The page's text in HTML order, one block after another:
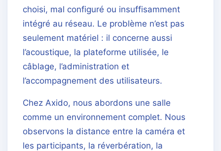
choisi, mal configuré ou insuffisamment
intégré au réseau. Le problème n’est pas
seulement matériel : il concerne aussi
l’acoustique, la plateforme utilisée, le
câblage, l’administration et
l’accompagnement des utilisateurs.
Chez Axido, nous abordons une salle
comme un environnement complet. Nous
observons la distance entre la caméra et
les participants, la réverbération, la